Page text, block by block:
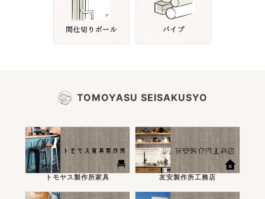
TOMOYASU SEISAKUSYO
トモヤス製作所家具 友安製作所工務店